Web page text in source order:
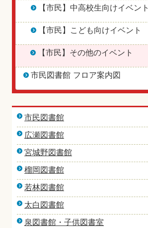
【市民】中高校生向けイベント
【市民】こども向けイベント
【市民】その他のイベント
市民図書館 フロア案内図
市民図書館
広瀬図書館
宮城野図書館
榴岡図書館
若林図書館
太白図書館
泉図書館・子供図書室